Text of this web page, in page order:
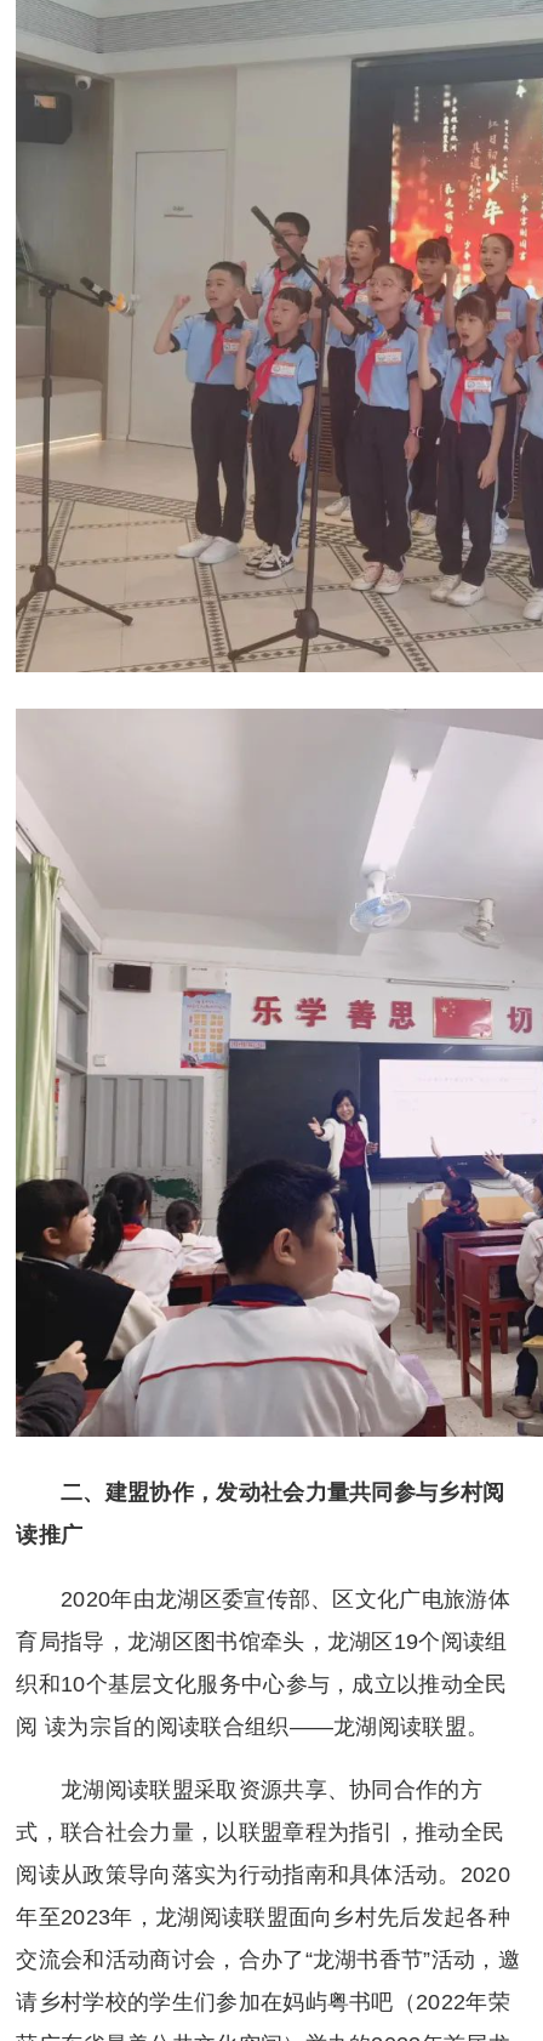
二、建盟协作，发动社会力量共同参与乡村阅
读推广
2020年由龙湖区委宣传部、区文化广电旅游体
育局指导，龙湖区图书馆牵头，龙湖区19个阅读组
织和10个基层文化服务中心参与，成立以推动全民
阅 读为宗旨的阅读联合组织——龙湖阅读联盟。
龙湖阅读联盟采取资源共享、协同合作的方
式，联合社会力量，以联盟章程为指引，推动全民
阅读从政策导向落实为行动指南和具体活动。2020
年至2023年，龙湖阅读联盟面向乡村先后发起各种
交流会和活动商讨会，合办了“龙湖书香节”活动，邀
请乡村学校的学生们参加在妈屿粤书吧（2022年荣